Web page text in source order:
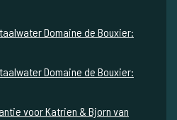
Domaine de Bouxier:
Domaine de Bouxier:
voor Katrien & Bjorn van